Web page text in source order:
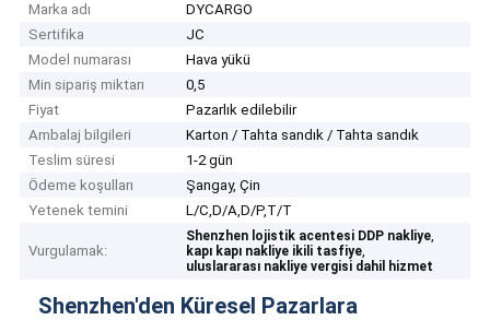
Marka adı
DYCARGO
Sertifika
JC
Model numarası
Hava yükü
Min sipariş miktarı
0,5
Fiyat
Pazarlık edilebilir
Ambalaj bilgileri
Karton / Tahta sandık / Tahta sandık
Teslim süresi
1-2 gün
Ödeme koşulları
Şangay, Çin
Yetenek temini
L/C,D/A,D/P,T/T
Vurgulamak:
Shenzhen lojistik acentesi DDP nakliye,
kapı kapı nakliye ikili tasfiye,
uluslararası nakliye vergisi dahil hizmet
Shenzhen'den Küresel Pazarlara